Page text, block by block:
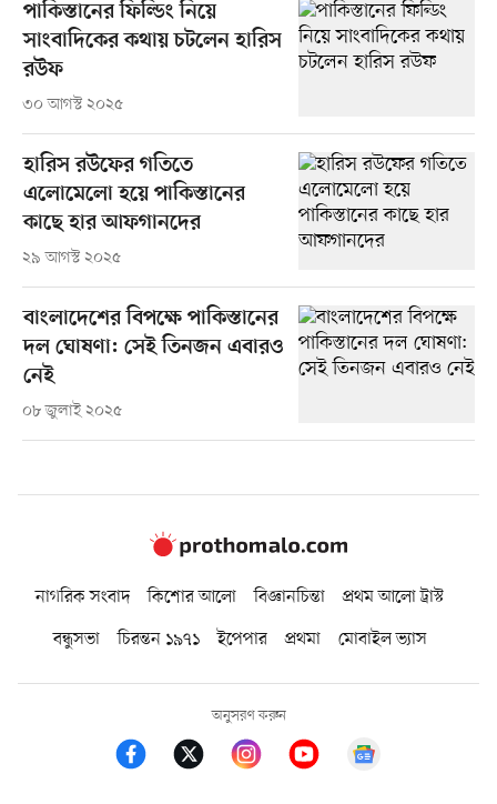
পাকিস্তানের ফিল্ডিং নিয়ে
সাংবাদিকের কথায় চটলেন হারিস
রউফ
৩০ আগস্ট ২০২৫
হারিস রউফের গতিতে
এলোমেলো হয়ে পাকিস্তানের
কাছে হার আফগানদের
২৯ আগস্ট ২০২৫
বাংলাদেশের বিপক্ষে পাকিস্তানের
দল ঘোষণা: সেই তিনজন এবারও
নেই
০৮ জুলাই ২০২৫
নাগরিক সংবাদ কিশোর আলো বিজ্ঞানচিন্তা
প্রথম আলো ট্রাস্ট
বন্ধুসভা
চিরন্তন ১৯৭১ ইপেপার প্রথমা মোবাইল ভ্যাস
অনুসরণ করুন